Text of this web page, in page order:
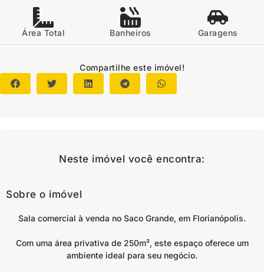
Área Total Banheiros Garagens
Compartilhe este imóvel!
Neste imóvel você encontra:
Sobre o imóvel
Sala comercial à venda no Saco Grande, em Florianópolis.
Com uma área privativa de 250m², este espaço oferece um
ambiente ideal para seu negócio.